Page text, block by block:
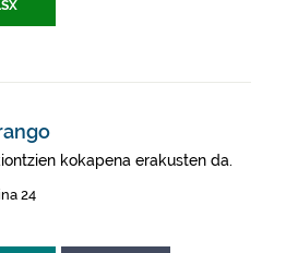
kokapena erakusten da.
24